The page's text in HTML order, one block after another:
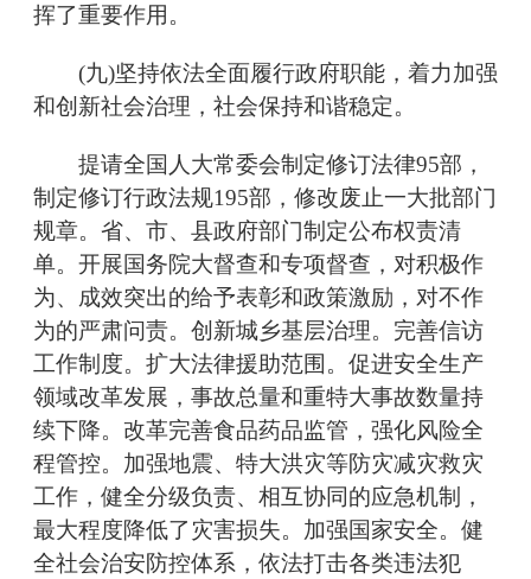
挥了重要作用。
(九)坚持依法全面履行政府职能，着力加强
和创新社会治理，社会保持和谐稳定。
提请全国人大常委会制定修订法律95部，
制定修订行政法规195部，修改废止一大批部门
规章。省、市、县政府部门制定公布权责清
单。开展国务院大督查和专项督查，对积极作
为、成效突出的给予表彰和政策激励，对不作
为的严肃问责。创新城乡基层治理。完善信访
工作制度。扩大法律援助范围。促进安全生产
领域改革发展，事故总量和重特大事故数量持
续下降。改革完善食品药品监管，强化风险全
程管控。加强地震、特大洪灾等防灾减灾救灾
工作，健全分级负责、相互协同的应急机制，
最大程度降低了灾害损失。加强国家安全。健
全社会治安防控体系，依法打击各类违法犯